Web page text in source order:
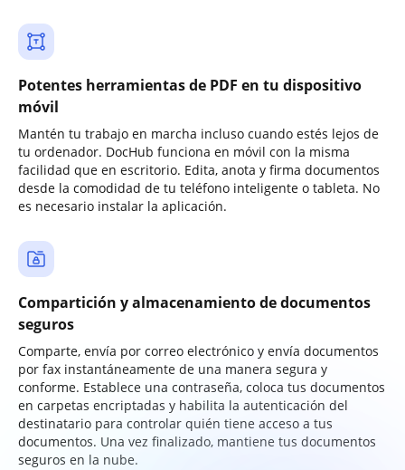
Potentes herramientas de PDF en tu dispositivo
móvil
Mantén tu trabajo en marcha incluso cuando estés lejos de
tu ordenador. DocHub funciona en móvil con la misma
facilidad que en escritorio. Edita, anota y firma documentos
desde la comodidad de tu teléfono inteligente o tableta. No
es necesario instalar la aplicación.
Compartición y almacenamiento de documentos
seguros
Comparte, envía por correo electrónico y envía documentos
por fax instantáneamente de una manera segura y
conforme. Establece una contraseña, coloca tus documentos
en carpetas encriptadas y habilita la autenticación del
destinatario para controlar quién tiene acceso a tus
documentos. Una vez finalizado, mantiene tus documentos
seguros en la nube.